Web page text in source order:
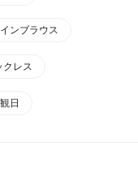
ンブラウス
クレス
日